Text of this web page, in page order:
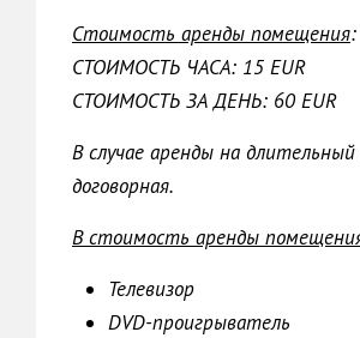
Стоимость аренды помещения:
СТОИМОСТЬ ЧАСА: 15 EUR
СТОИМОСТЬ ЗА ДЕНЬ: 60 EUR
В случае аренды на длительный
договорная.
В стоимость аренды
Телевизор
DVD-проигрыватель